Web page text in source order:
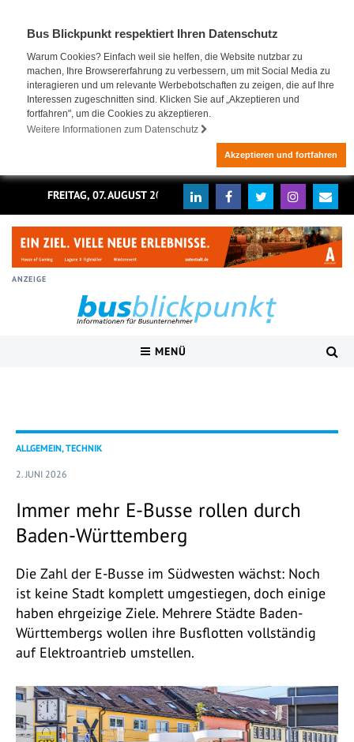
Bus Blickpunkt respektiert Ihren Datenschutz
Warum Cookies? Einfach weil sie helfen, die Website nutzbar zu
machen, Ihre Browsererfahrung zu verbessern, um mit Social Media zu
interagieren und um relevante Werbebotschaften zu zeigen, die auf Ihre
Interessen zugeschnitten sind. Klicken Sie auf „Akzeptieren und
fortfahren", um die Cookies zu akzeptieren.
Weitere Informationen zum Datenschutz
Akzeptieren und fortfahren
FREITAG, 07. AUGUST 2026
ANZEIGE
MENÜ
ALLGEMEIN, TECHNIK
2. JUNI 2026
Immer mehr E-Busse rollen durch
Baden-Württemberg
Die Zahl der E-Busse im Südwesten wächst: Noch
ist keine Stadt komplett umgestiegen, doch einige
haben ehrgeizige Ziele. Mehrere Städte Baden-
Württembergs wollen ihre Busflotten vollständig
auf Elektroantrieb umstellen.